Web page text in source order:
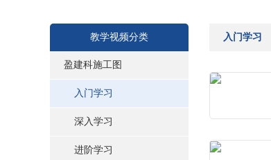
教学视频分类
盈建科基础
盈建科施工图
入门学习
深入学习
进阶学习
入门学习